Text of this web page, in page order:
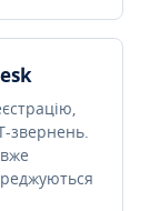
звернень.